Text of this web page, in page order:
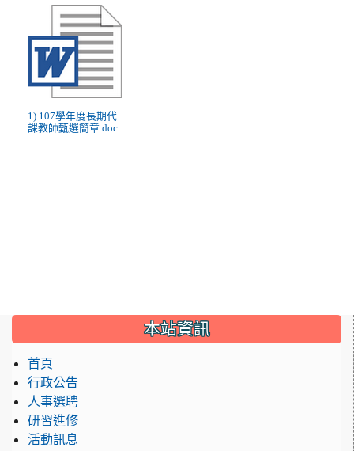
1) 107學年度長期代
課教師甄選簡章.doc
::: 本站資訊
首頁
行政公告
人事選聘
研習進修
活動訊息